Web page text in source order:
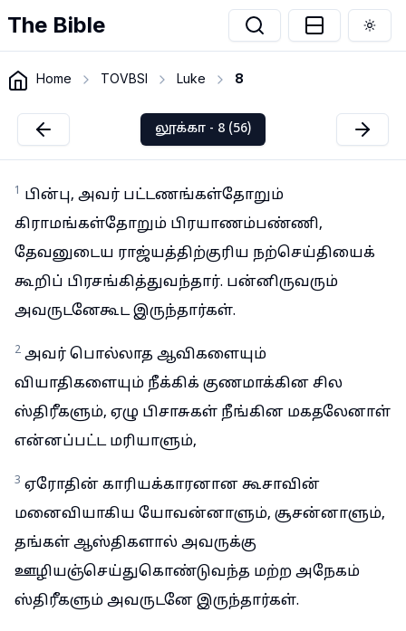
The Bible
Home TOVBSI Luke 8
லூக்கா - 8 (56)
1 பின்பு, அவர் பட்டணங்கள்தோறும்
கிராமங்கள்தோறும் பிரயாணம்பண்ணி,
தேவனுடைய ராஜ்யத்திற்குரிய நற்செய்தியைக்
கூறிப் பிரசங்கித்துவந்தார். பன்னிருவரும்
அவருடனேகூட இருந்தார்கள்.
2 அவர் பொல்லாத ஆவிகளையும்
வியாதிகளையும் நீக்கிக் குணமாக்கின சில
ஸ்திரீகளும், ஏழு பிசாசுகள் நீங்கின மகதலேனாள்
என்னப்பட்ட மரியாளும்,
3 ஏரோதின் காரியக்காரனான கூசாவின்
மனைவியாகிய யோவன்னாளும், சூசன்னாளும்,
தங்கள் ஆஸ்திகளால் அவருக்கு
ஊழியஞ்செய்துகொண்டுவந்த மற்ற அநேகம்
ஸ்திரீகளும் அவருடனே இருந்தார்கள்.